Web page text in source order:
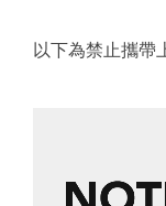
以下為禁止攜帶